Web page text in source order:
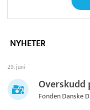
NYHETER
29. juni
Overskudd
Fonden Danske